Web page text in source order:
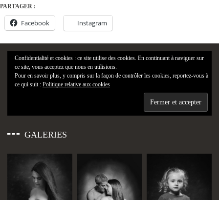
PARTAGER :
Facebook Instagram
Confidentialité et cookies : ce site utilise des cookies. En continuant à naviguer sur
ce site, vous acceptez que nous en utilisions.
Pour en savoir plus, y compris sur la façon de contrôler les cookies, reportez-vous à
ce qui suit : Politique relative aux cookies
GALERIES